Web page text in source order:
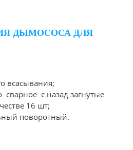
ДЫМОСОСА ДЛЯ
всасывания;
сварное с назад загнутые
16 шт;
поворотный.